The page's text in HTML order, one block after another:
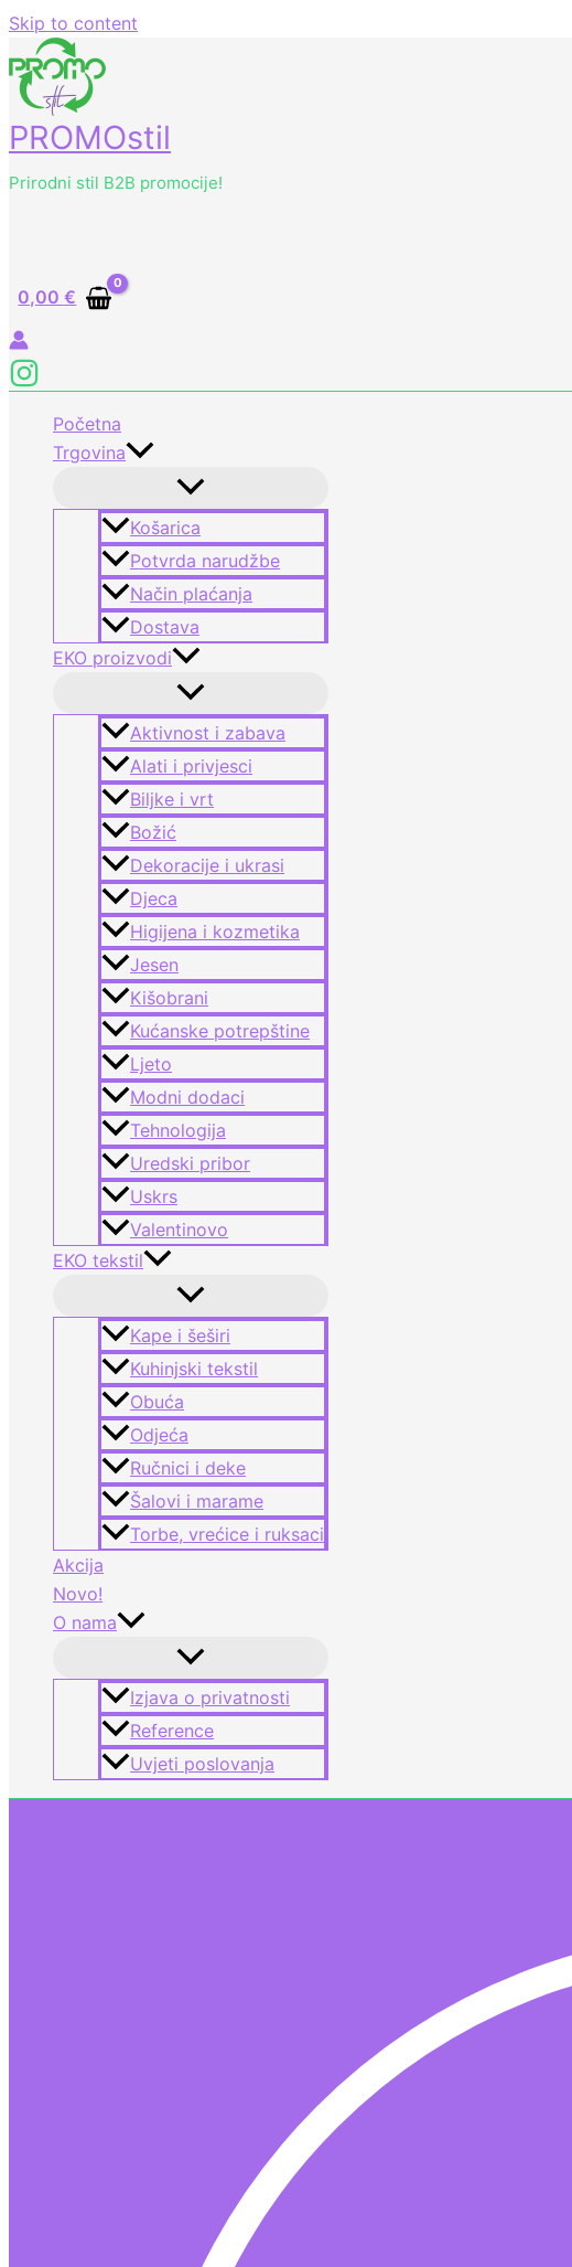
Skip to content
PROMOstil
Prirodni stil B2B promocije!
0,00€
Početna
Trgovina
Košarica
Potvrda narudžbe
Način plaćanja
Dostava
EKO proizvodi
Aktivnost i zabava
Alati i privjesci
Biljke i vrt
Božić
Dekoracije i ukrasi
Djeca
Higijena i kozmetika
Jesen
Kišobrani
Kućanske potrepštine
Ljeto
Modni dodaci
Tehnologija
Uredski pribor
Uskrs
Valentinovo
EKO tekstil
Kape i šeširi
Kuhinjski tekstil
Obuća
Odjeća
Ručnici i deke
Šalovi i marame
Torbe, vrećice i ruksaci
Akcija
Novo!
O nama
Izjava o privatnosti
Reference
Uvjeti poslovanja